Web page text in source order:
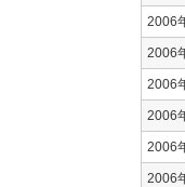
2006
2006
2006
2006
2006
2006